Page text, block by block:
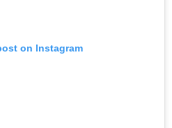
on Instagram